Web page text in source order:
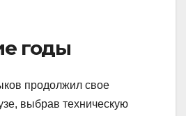
годы
продолжил свое
выбрав техническую